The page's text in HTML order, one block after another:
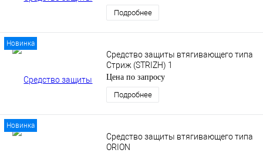
Подробнее
Новинка
Средство защиты втягивающего типа
Стриж (STRIZH) 1
Цена по запросу
Подробнее
Новинка
Средство защиты втягивающего типа
ORION